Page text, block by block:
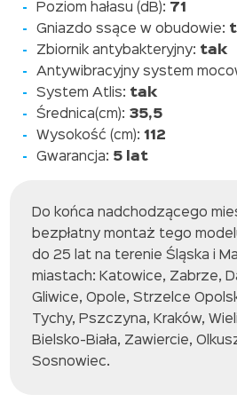
Poziom hałasu (dB): 71
Gniazdo ssące w obudowie:
Zbiornik antybakteryjny: tak
Antywibracyjny system
System Atlis: tak
Średnica(cm): 35,5
Wysokość (cm): 112
Gwarancja: 5 lat
Do końca nadchodzącego
bezpłatny montaż tego
do 25 lat na terenie Śląska i
miastach: Katowice, Zabrze,
Gliwice, Opole, Strzelce
Tychy, Pszczyna, Kraków,
Bielsko-Biała, Zawiercie,
Sosnowiec.